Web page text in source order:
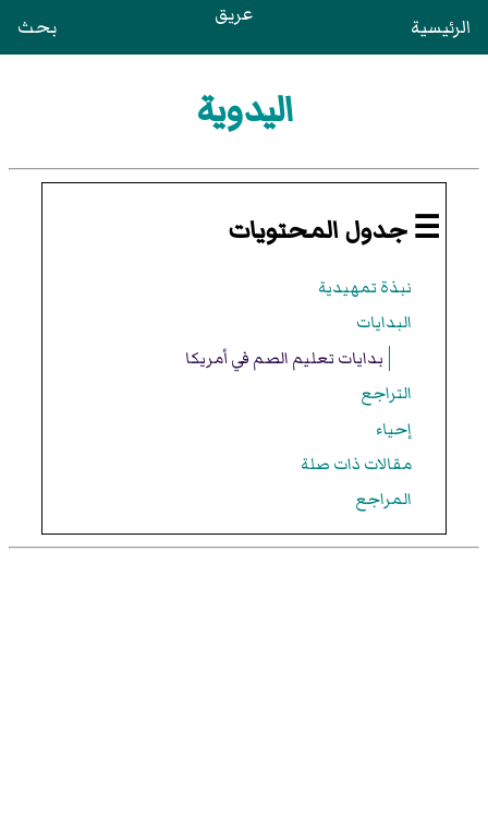
الرئيسية عريق بحث
اليدوية
☰ جدول المحتويات
نبذة تمهيدية
البدايات
بدايات تعليم الصم في أمريكا
التراجع
إحياء
مقالات ذات صلة
المراجع